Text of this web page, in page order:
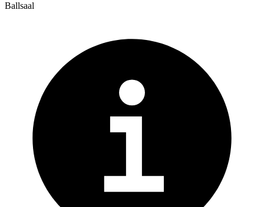
Ballsaal